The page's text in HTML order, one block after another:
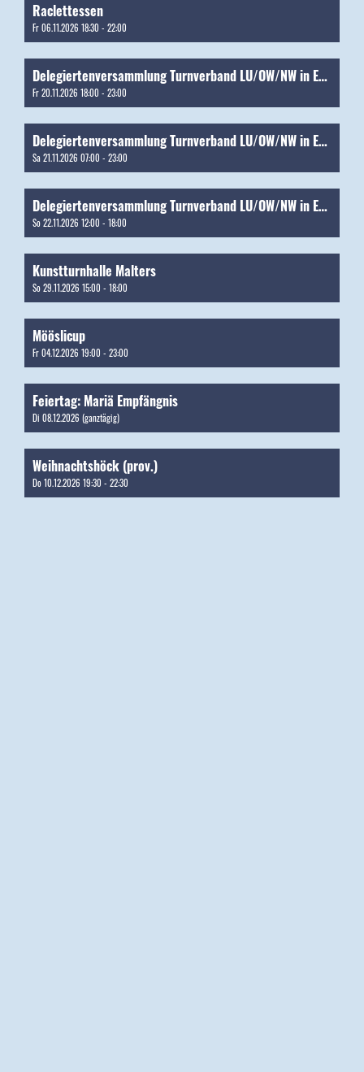
Raclettessen
Fr 06.11.2026 18:30 - 22:00
Delegiertenversammlung Turnverband LU/OW/NW in Ettiswil [Arbeitseinsätze]
Fr 20.11.2026 18:00 - 23:00
Delegiertenversammlung Turnverband LU/OW/NW in Ettiswil [Arbeitseinsätze]
Sa 21.11.2026 07:00 - 23:00
Delegiertenversammlung Turnverband LU/OW/NW in Ettiswil [Arbeitseinsätze]
So 22.11.2026 12:00 - 18:00
Kunstturnhalle Malters
So 29.11.2026 15:00 - 18:00
Mööslicup
Fr 04.12.2026 19:00 - 23:00
Feiertag: Mariä Empfängnis
Di 08.12.2026 (ganztägig)
Weihnachtshöck (prov.)
Do 10.12.2026 19:30 - 22:30